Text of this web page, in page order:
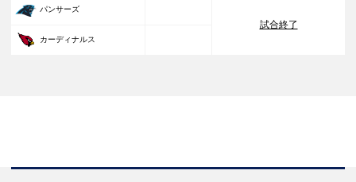
パンサーズ
試合終了
カーディナルス